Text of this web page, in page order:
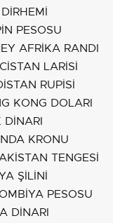
PESOSU
AFRİKA RANDI
LARİSİ
RUPİSİ
KONG DOLARI
DİNARI
KRONU
TENGESİ
ŞİLİNİ
PESOSU
DİNARI